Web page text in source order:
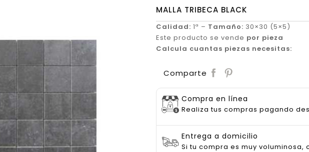
MALLA TRIBECA BLACK
Calidad: 1ª – Tamaño: 30×30 (5×5)
Este producto se vende por pieza
Calcula cuantas piezas necesitas:
Comparte
Compra en línea
Realiza tus compras pagando
Entrega a domicilio
Si tu compra es muy voluminosa,